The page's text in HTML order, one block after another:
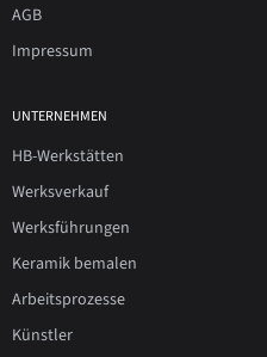
AGB
Impressum
UNTERNEHMEN
HB-Werkstätten
Werksverkauf
Werksführungen
Keramik bemalen
Arbeitsprozesse
Künstler